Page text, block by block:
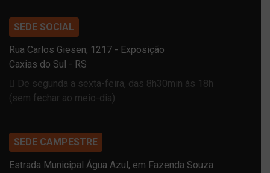
SEDE SOCIAL
Rua Carlos Giesen, 1217 - Exposição
Caxias do Sul - RS
De segunda a sexta-feira, das 8h30min às 18h
(sem fechar ao meio-dia)
SEDE CAMPESTRE
Estrada Municipal Água Azul, em Fazenda Souza